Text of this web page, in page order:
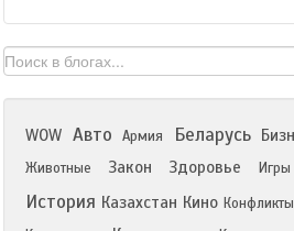
WOW Авто Армия Беларусь
Животные
Закон Здоровье Игры
История Казахстан Кино Конфликты